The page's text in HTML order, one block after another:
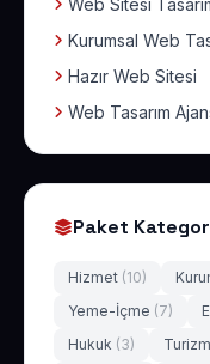
Web Sitesi
Kurumsal Web
Hazır Web Sitesi
Web Tasarım
Paket
Hizmet (10)
Yeme-İçme (7)
Hukuk (3) Turizm